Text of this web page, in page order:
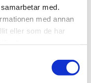
med.
med annan
eller som de har